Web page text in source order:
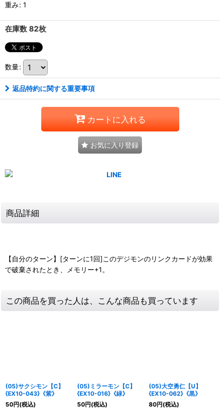
重み: 1
在庫数 82枚
数量:
返品特約に関する重要事項
カートに入れる
お気に入り登録
商品詳細
【自分のターン】[ターンに1回]このデジモンのリンクカードが効果
で破棄されたとき、メモリー+1。
この商品を買った人は、こんな商品も買っています
(05)サクシモン【C】
{EX10-043}《紫》
50円(税込)
(05)ミラーモン【C】
{EX10-016}《緑》
50円(税込)
(05)大空勇仁【U】
{EX10-062}《黒》
80円(税込)